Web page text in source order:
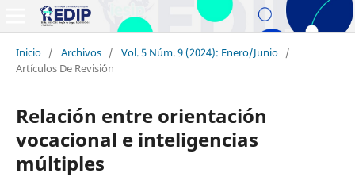
Inicio / Archivos / Vol. 5 Núm. 9 (2024): Enero/Junio /
Artículos De Revisi´ón
Relación entre orientación
vocacional e inteligencias
múltiples